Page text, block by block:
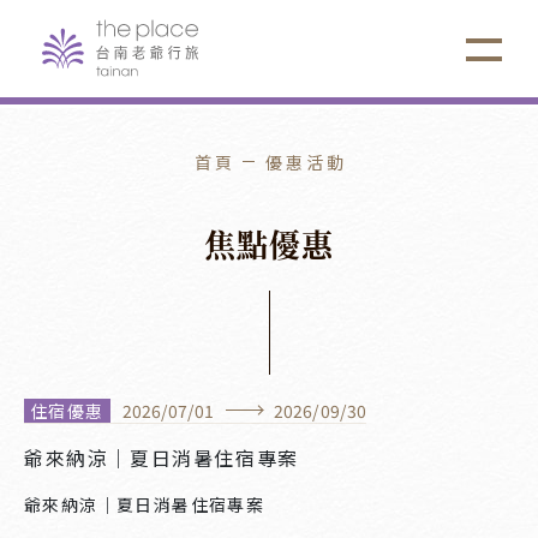
首頁 優惠活動
焦點優惠
住宿優惠 2026/07/01 2026/09/30
爺來納涼｜夏日消暑住宿專案
爺來納涼｜夏日消暑住宿專案